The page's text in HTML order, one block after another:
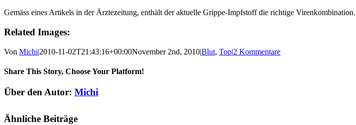
Gemäss eines Artikels in der Ärztezeitung, enthält der aktuelle Grippe-Impfstoff die richtige Virenkombination.
Related Images:
Von Michi|2010-11-02T21:43:16+00:00November 2nd, 2010|Blut, Top|2 Kommentare
Share This Story, Choose Your Platform!
Facebook
X
Reddit
LinkedIn
Tumblr
Pinterest
Vk
E-
Über den Autor: Michi
Ähnliche Beiträge